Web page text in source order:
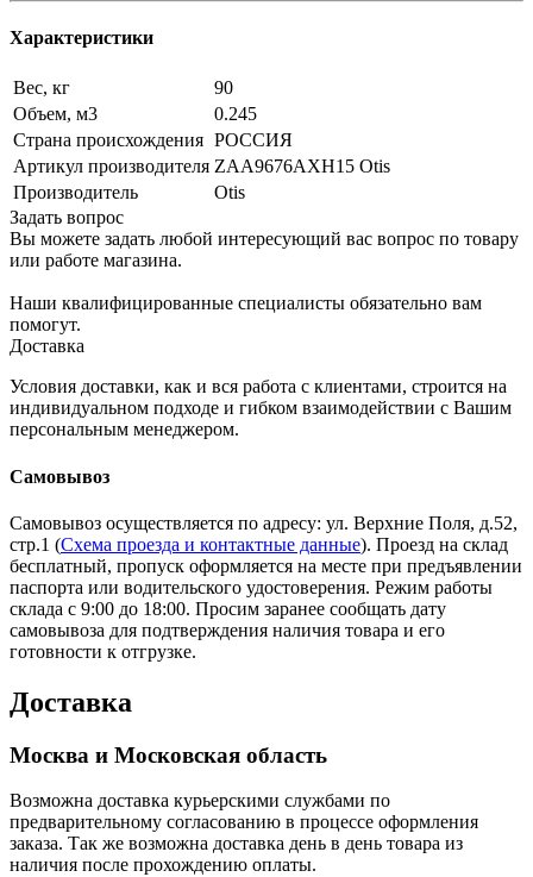
Характеристики
Вес, кг
90
Объем, м3
0.245
Страна происхождения РОССИЯ
Артикул производителя ZAA9676AXH15 Otis
Производитель
Otis
Задать вопрос
Вы можете задать любой интересующий вас вопрос по товару
или работе магазина.
Наши квалифицированные специалисты обязательно вам
помогут.
Доставка
Условия доставки, как и вся работа с клиентами, строится на
индивидуальном подходе и гибком взаимодействии с Вашим
персональным менеджером.
Самовывоз
Самовывоз осуществляется по адресу: ул. Верхние Поля, д.52,
стр.1 (Схема проезда и контактные данные). Проезд на склад
бесплатный, пропуск оформляется на месте при предъявлении
паспорта или водительского удостоверения. Режим работы
склада с 9:00 до 18:00. Просим заранее сообщать дату
самовывоза для подтверждения наличия товара и его
готовности к отгрузке.
Доставка
Москва и Московская область
Возможна доставка курьерскими службами по
предварительному согласованию в процессе оформления
заказа. Так же возможна доставка день в день товара из
наличия после прохождению оплаты.